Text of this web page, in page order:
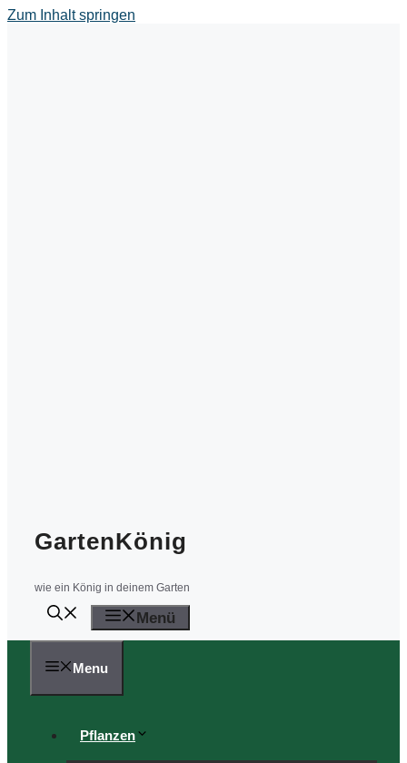
Zum Inhalt springen
GartenKönig
wie ein König in deinem Garten
Menü
Menu
Pflanzen